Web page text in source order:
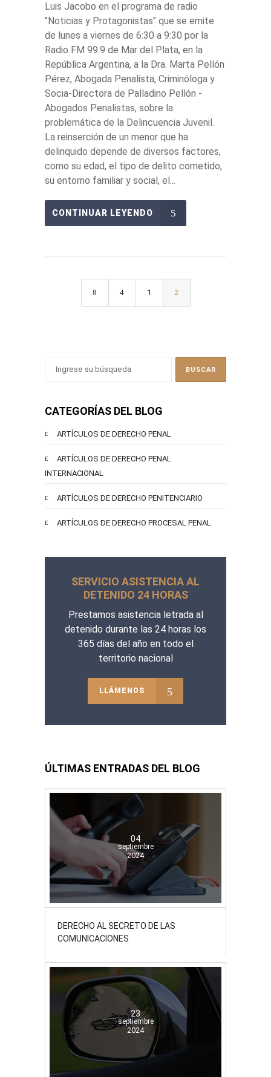
Luis Jacobo en el programa de radio
"Noticias y Protagonistas" que se emite
de lunes a viernes de 6:30 a 9:30 por la
Radio FM 99.9 de Mar del Plata, en la
República Argentina, a la Dra. Marta Pellón
Pérez, Abogada Penalista, Criminóloga y
Socia-Directora de Palladino Pellón -
Abogados Penalistas, sobre la
problemática de la Delincuencia Juvenil.
La reinserción de un menor que ha
delinquido depende de diversos factores,
como su edad, el tipo de delito cometido,
su entorno familiar y social, el...
CONTINUAR LEYENDO
1 2
CATEGORÍAS DEL BLOG
ARTÍCULOS DE DERECHO PENAL
ARTÍCULOS DE DERECHO PENAL
INTERNACIONAL
ARTÍCULOS DE DERECHO PENITENCIARIO
ARTÍCULOS DE DERECHO PROCESAL PENAL
SERVICIO ASISTENCIA AL
DETENIDO 24 HORAS
Prestamos asistencia letrada al
detenido durante las 24 horas los
365 días del año en todo el
territorio nacional
LLÁMENOS
ÚLTIMAS ENTRADAS DEL BLOG
04
septiembre
2024
DERECHO AL SECRETO DE LAS
COMUNICACIONES
23
septiembre
2024